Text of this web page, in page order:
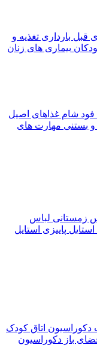
قبل بارداری تغذیه و
بیماری های زنان
شام غذاهای اصیل
و بستنی مهارت های
زمستانی لباس
استایل پاییزی استایل
دکوراسیون اتاق کودک
باز دکوراسیون